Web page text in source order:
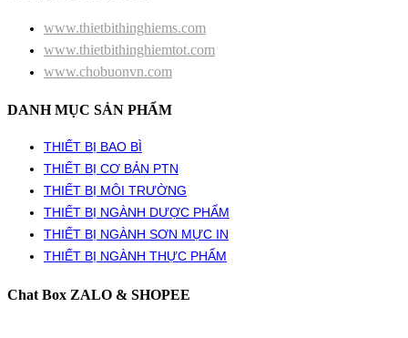
www.thietbithinghiems.com
www.thietbithinghiemtot.com
www.chobuonvn.com
DANH MỤC SẢN PHẨM
THIẾT BỊ BAO BÌ
THIẾT BỊ CƠ BẢN PTN
THIẾT BỊ MÔI TRƯỜNG
THIẾT BỊ NGÀNH DƯỢC PHẨM
THIẾT BỊ NGÀNH SƠN MỰC IN
THIẾT BỊ NGÀNH THỰC PHẨM
Chat Box ZALO & SHOPEE